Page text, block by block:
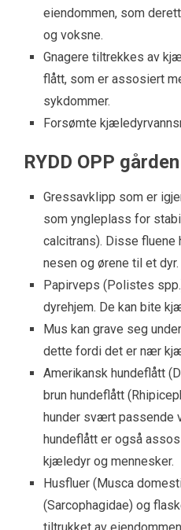
eiendommen, som
og voksne.
Gnagere tiltrekkes av
flått, som er assosiert
sykdommer.
Forsømte
RYDD OPP gården
Gressavklipp som er
som yngleplass for
calcitrans). Disse fluene
nesen og ørene til et dyr.
Papirveps (Polistes
dyrehjem. De kan bite
Mus kan grave seg
dette fordi det er nær
Amerikansk hundeflått
brun hundeflått
hunder svært passende
hundeflått er også
kjæledyr og mennesker.
Husfluer (Musca
(Sarcophagidae) og